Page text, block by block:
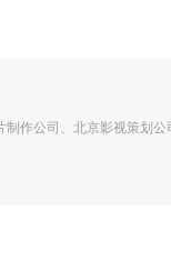
作公司、北京影视策划